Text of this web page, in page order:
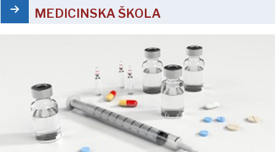
MEDICINSKA ŠKOLA